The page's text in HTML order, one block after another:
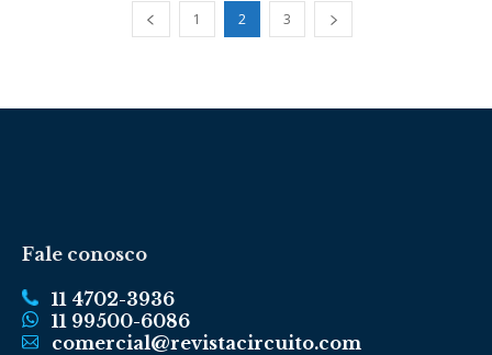
1 2 3
Fale conosco
11 4702-3936
11 99500-6086
comercial@revistacircuito.com